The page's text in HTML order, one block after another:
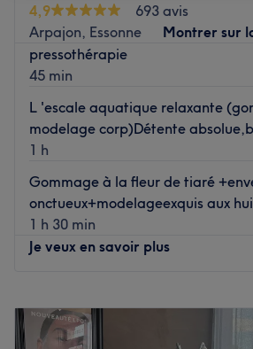
4,9
693 avis
Arpajon, Essonne
Montrer sur
pressothérapie
45 min
L 'escale aquatique relaxante
modelage corp)Détente
1 h
Gommage à la fleur de tiaré
onctueux+modelageexquis aux
1 h 30 min
Je veux en savoir plus
Mardi
Mercredi